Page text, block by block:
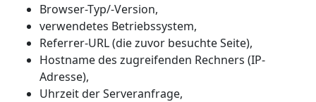
Browser-Typ/-Version,
verwendetes Betriebssystem,
Referrer-URL (die zuvor besuchte Seite),
Hostname des zugreifenden Rechners (IP-
Adresse),
Uhrzeit der Serveranfrage,